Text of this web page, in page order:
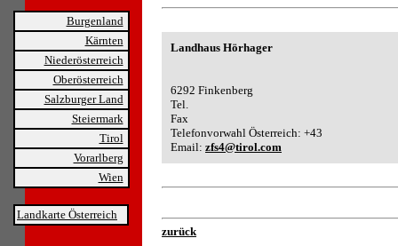
Burgenland
Kärnten
Niederösterreich
Oberösterreich
Salzburger Land
Steiermark
Tirol
Vorarlberg
Wien
Landkarte Österreich
Landhaus Hörhager
6292 Finkenberg
Tel.
Fax
Telefonvorwahl Österreich: +43
Email: zfs4@tirol.com
zurück